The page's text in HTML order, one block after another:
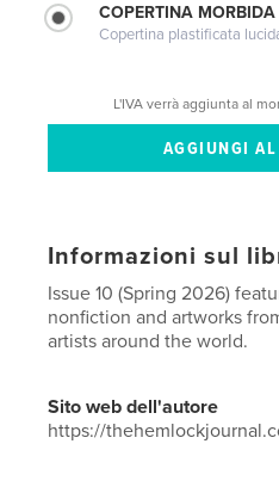
COPERTINA MORBIDA
Copertina plastificata
L'IVA verrà aggiunta al
Informazioni sul
Issue 10 (Spring 2026)
nonfiction and artworks
artists around the world.
Sito web dell'autore
https://